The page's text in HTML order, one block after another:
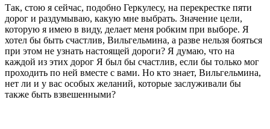
Так, стою я сейчас, подобно Геркулесу, на пере­крестке пяти
дорог и раздумываю, какую мне выбрать. Значение цели,
которую я имею в виду, делает меня робким при выборе. Я
хотел бы быть счастлив, Вильгельмина, а разве нельзя бояться
при этом не узнать настоящей дороги? Я думаю, что на
каждой из этих дорог Я был бы счастлив, если бы только мог
проходить по ней вместе с вами. Но кто знает, Вильгельмина,
нет ли и у вас особых желаний, ко­торые заслуживали бы
также быть взвешенными?